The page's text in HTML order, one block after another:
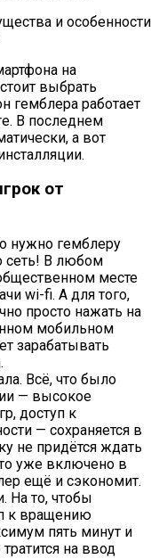
на
выбрать
гемблера работает
В последнем
а вот
от
нужно гемблеру
сеть! В любом
месте
wi-fi. А для того,
просто нажать на
мобильном
зарабатывать
Всё, что было
— высокое
доступ к
— сохраняется в
не придётся ждать
уже включено в
ещё и сэкономит.
На то, чтобы
к вращению
пять минут и
на ввод